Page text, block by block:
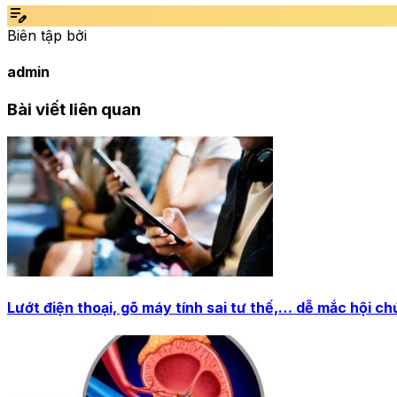
edit_note
Biên tập bởi
admin
Bài viết liên quan
Lướt điện thoại, gõ máy tính sai tư thế,… dễ mắc hội